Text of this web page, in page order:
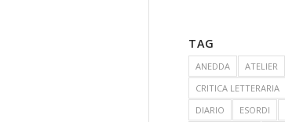
TAG
ANEDDA ATELIER
CRITICA LETTERARIA
DIARIO
ESORDI